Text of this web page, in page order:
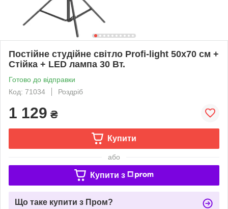
Постійне студійне світло Profi-light 50х70 см +
Стійка + LED лампа 30 Вт.
Готово до відправки
Код: 71034
Роздріб
1 129 ₴
Купити
або
Купити з
Що таке купити з Пром?